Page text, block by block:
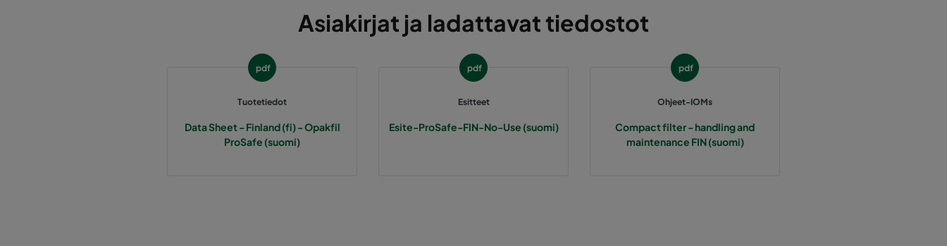
Asiakirjat ja ladattavat tiedostot
pdf
Tuotetiedot
Data Sheet - Finland (fi) - Opakfil
ProSafe (suomi)
pdf
Esitteet
Esite-ProSafe-FIN-No-Use (suomi)
pdf
Ohjeet-IOMs
Compact filter - handling and
maintenance FIN (suomi)